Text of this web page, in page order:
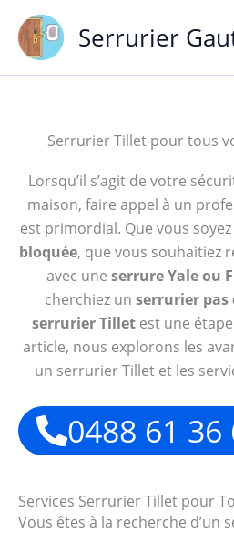
contenu
Serrurier
Serrurier Tillet pour tous
Lorsqu’il s’agit de votre
maison, faire appel à un
est primordial. Que vous
bloquée, que vous souhaitiez
avec une serrure Yale ou
cherchiez un serrurier pas
serrurier Tilletest une
article, nous explorons les
un serrurier Tillet et les
0488 61 36
Services Serrurier Tillet pour
Vous êtes à la recherche d’un